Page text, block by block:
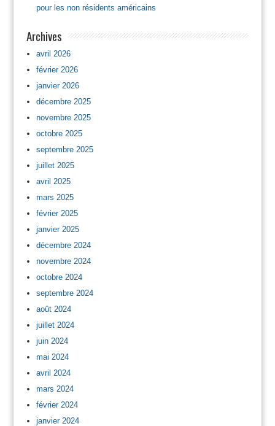
pour les non résidents américains
Archives
avril 2026
février 2026
janvier 2026
décembre 2025
novembre 2025
octobre 2025
septembre 2025
juillet 2025
avril 2025
mars 2025
février 2025
janvier 2025
décembre 2024
novembre 2024
octobre 2024
septembre 2024
août 2024
juillet 2024
juin 2024
mai 2024
avril 2024
mars 2024
février 2024
janvier 2024